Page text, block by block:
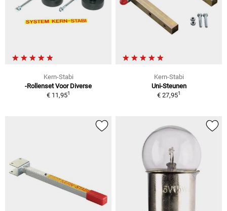
Kern-Stabi
-Rollenset Voor Diverse
€ 11,951
Kern-Stabi
Uni-Steunen
€ 27,951